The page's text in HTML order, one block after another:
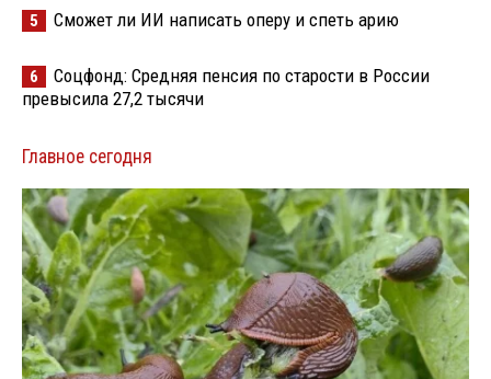
5 Сможет ли ИИ написать оперу и спеть арию
6
Соцфонд: Средняя пенсия по старости в России
превысила 27,2 тысячи
Главное сегодня